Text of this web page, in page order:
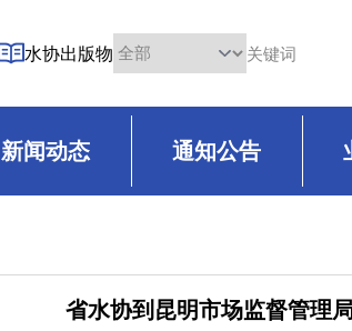
水协出版物
新闻动态 通知公告
省水协到昆明市场监督管理